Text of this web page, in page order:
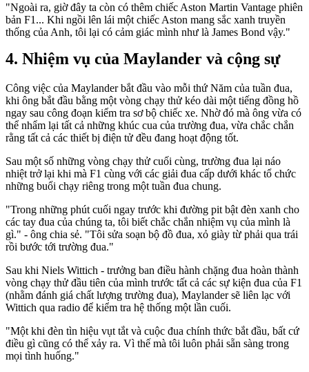
"Ngoài ra, giờ đây ta còn có thêm chiếc Aston Martin Vantage phiên
bản F1... Khi ngồi lên lái một chiếc Aston mang sắc xanh truyền
thống của Anh, tôi lại có cảm giác mình như là James Bond vậy."
Nhiệm vụ của Maylander và cộng sự
Công việc của Maylander bắt đầu vào mỗi thứ Năm của tuần đua,
khi ông bắt đầu bằng một vòng chạy thử kéo dài một tiếng đồng hồ
ngay sau công đoạn kiểm tra sơ bộ chiếc xe. Nhờ đó mà ông vừa có
thể nhẩm lại tất cả những khúc cua của trường đua, vừa chắc chắn
rằng tất cả các thiết bị điện tử đều đang hoạt động tốt.
Sau một số những vòng chạy thử cuối cùng, trường đua lại náo
nhiệt trở lại khi mà F1 cùng với các giải đua cấp dưới khác tổ chức
những buổi chạy riêng trong một tuần đua chung.
"Trong những phút cuối ngay trước khi đường pit bật đèn xanh cho
các tay đua của chúng ta, tôi biết chắc chắn nhiệm vụ của mình là
gì." - ông chia sẻ. "Tôi sửa soạn bộ đồ đua, xỏ giày từ phải qua trái
rồi bước tới trường đua."
Sau khi Niels Wittich - trưởng ban điều hành chặng đua hoàn thành
vòng chạy thử đầu tiên của mình trước tất cả các sự kiện đua của F1
(nhằm đánh giá chất lượng trường đua), Maylander sẽ liên lạc với
Wittich qua radio để kiểm tra hệ thống một lần cuối.
"Một khi đèn tìn hiệu vụt tắt và cuộc đua chính thức bắt đầu, bất cứ
điều gì cũng có thể xảy ra. Vì thế mà tôi luôn phải sẵn sàng trong
mọi tình huống."